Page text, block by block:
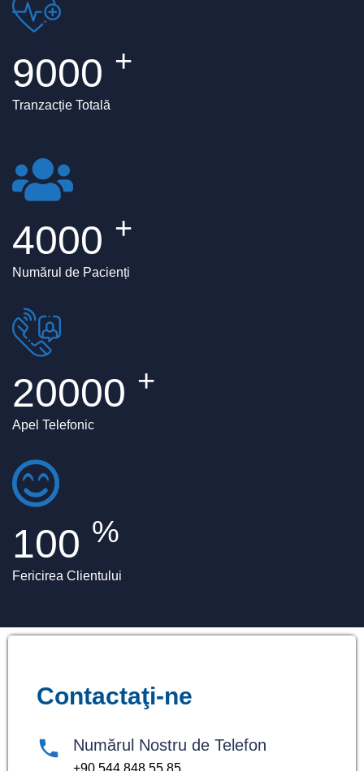
9000 +
Tranzacție Totală
4000 +
Numărul de Pacienți
20000 +
Apel Telefonic
100 %
Fericirea Clientului
Contactaţi-ne
Numărul Nostru de Telefon
+90 544 848 55 85